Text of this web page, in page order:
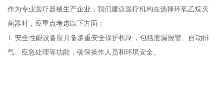
作为专业医疗器械生产企业，我们建议医疗机构在选择环氧乙烷灭
菌器时，应重点考虑以下方面：
1. 安全性能设备应具备多重安全保护机制，包括泄漏报警、自动排
气、应急处理等功能，确保操作人员和环境安全。